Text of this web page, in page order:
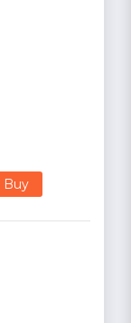
Buy